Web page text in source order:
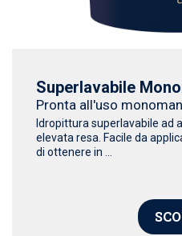
Superlavabile
Pronta all'uso
Idropittura superlavabile ad
elevata resa. Facile da
di ottenere in ...